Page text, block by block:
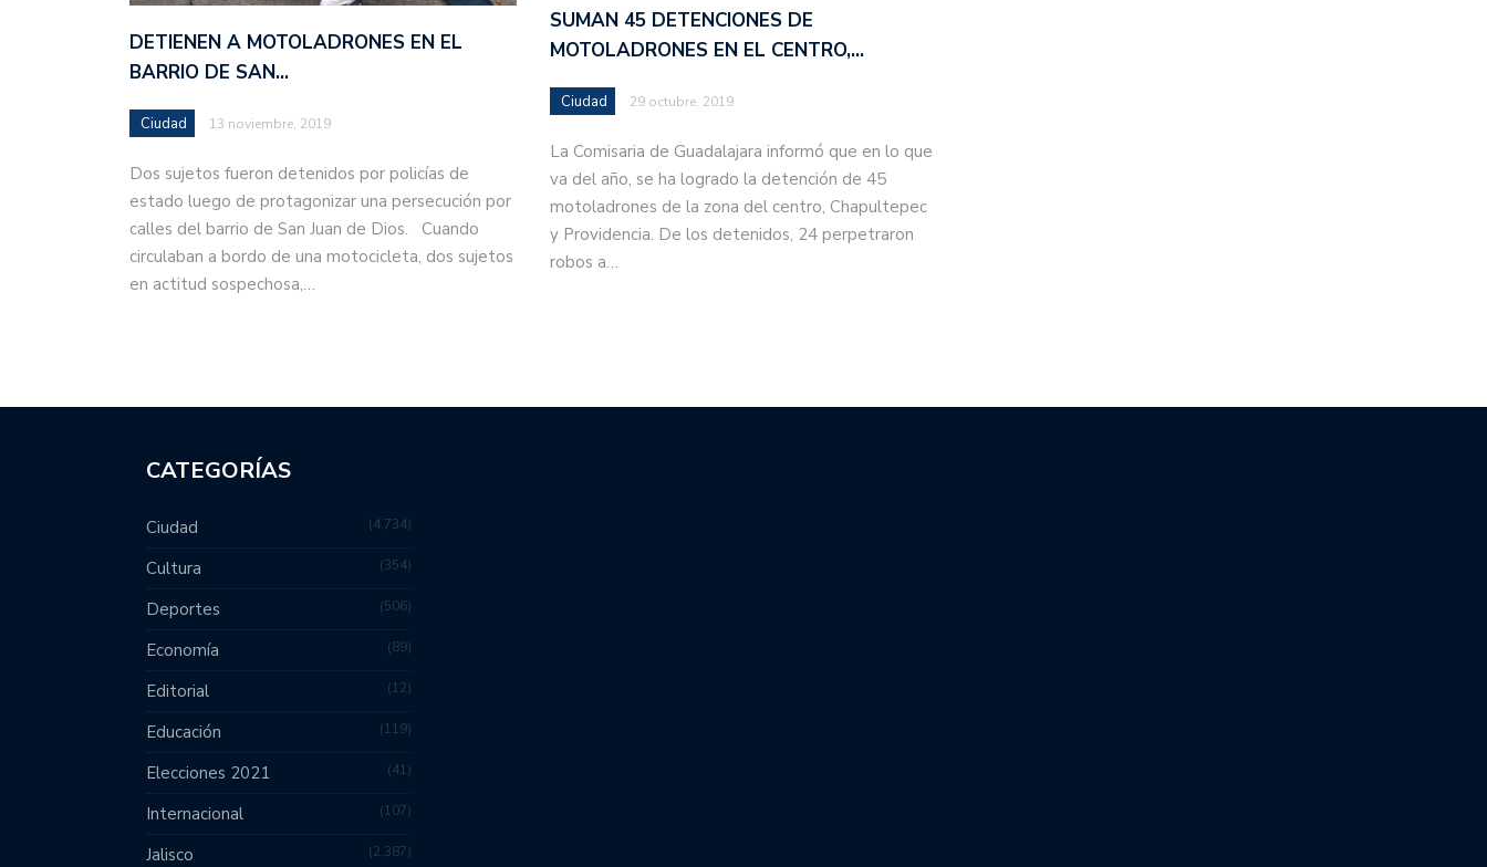
DETIENEN A MOTOLADRONES EN EL
BARRIO DE SAN…
Ciudad 13 noviembre, 2019
Dos sujetos fueron detenidos por policías de
estado luego de protagonizar una persecución por
calles del barrio de San Juan de Dios. Cuando
circulaban a bordo de una motocicleta, dos sujetos
en actitud sospechosa,…
SUMAN 45 DETENCIONES DE
MOTOLADRONES EN EL CENTRO,…
Ciudad 29 octubre, 2019
La Comisaria de Guadalajara informó que en lo que
va del año, se ha logrado la detención de 45
motoladrones de la zona del centro, Chapultepec
y Providencia. De los detenidos, 24 perpetraron
robos a…
CATEGORÍAS
Ciudad 4,734
Cultura 354
Deportes 506
Economía 89
Editorial 12
Educación 119
Elecciones 2021 41
Internacional 107
Jalisco 2,387